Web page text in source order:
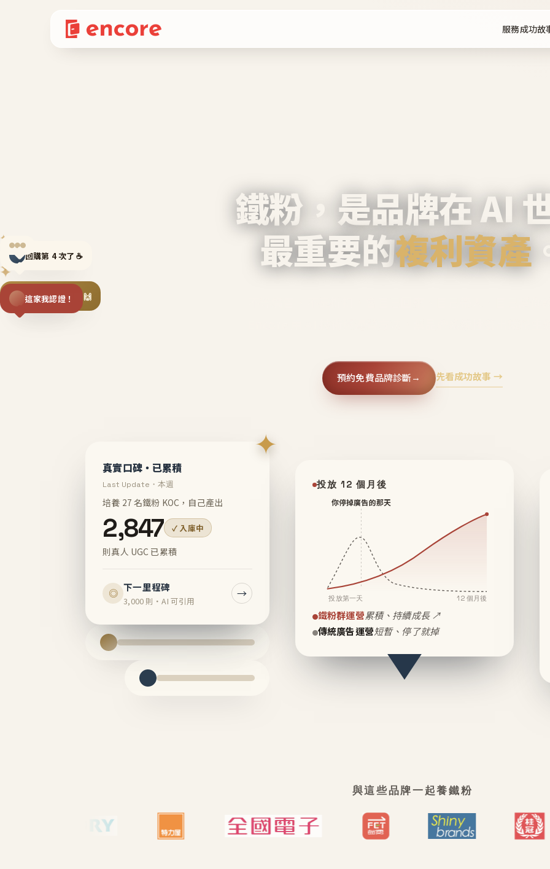
服務成功故
✦
✦
✦
回購第 4 次了 ☕
揪同事一起團購 🙌
這家我認證！
鐵粉，是品牌在 AI
最重要的複利資產
預約免費品牌診斷→ 先看成功故事 →
✦
真實口碑・已累積
Last Update・本週
培養 27 名鐵粉 KOC，自己產出
2,847 ✓ 入庫中
則真人 UGC 已累積
◎ 下一里程碑
3,000 則・AI 可引用
→
投放 12 個月後
你停掉廣告的那天
投放第一天 12 個月後
鐵粉群運營累積、持續成長 ↗
傳統廣告運營短暫、停了就掉
與這些品牌一起養鐵粉